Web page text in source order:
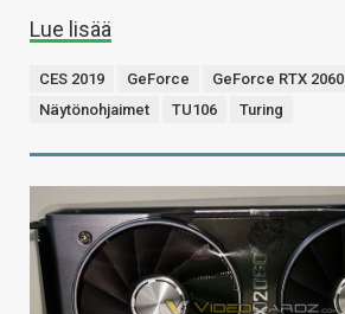
Lue lisää
CES 2019 GeForce GeForce RTX 2060
Näytönohjaimet
TU106 Turing